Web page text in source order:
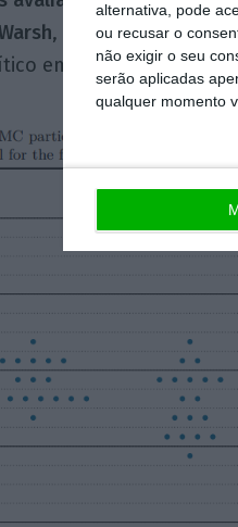
alternativa, pode
ou recusar o
não exigir o seu
serão aplicadas
qualquer momento
, que está no cargo
em relação ao